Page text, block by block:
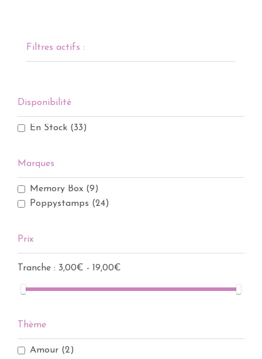
Filtres actifs :
Disponibilité
En Stock (33)
Marques
Memory Box (9)
Poppystamps (24)
Prix
Tranche : 3,00€ - 19,00€
Thème
Amour (2)